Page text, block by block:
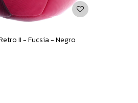
II - Fucsia - Negro